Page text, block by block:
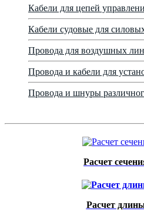
Кабели для цепей
Кабели судовые для
Провода для воздушных
Провода и кабели для
Провода и шнуры
Расчет
Расчет